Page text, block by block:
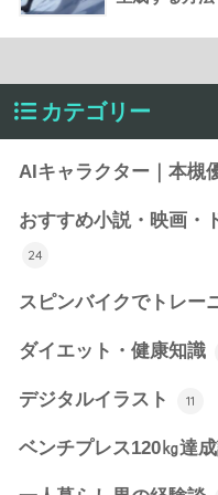
カテゴリー
AIキャラクター｜本槻
おすすめ小説・映画・
24
スピンバイクでトレー
ダイエット・健康知識
デジタルイラスト 11
ベンチプレス120㎏達